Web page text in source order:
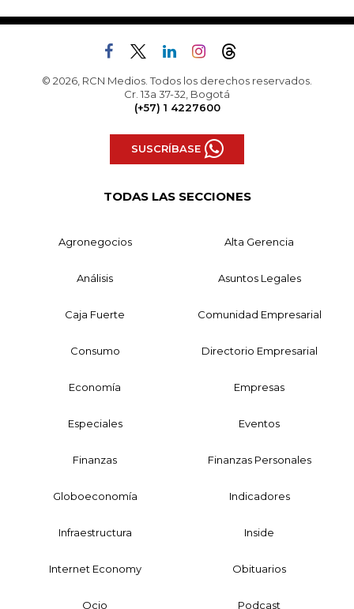
© 2026, RCN Medios. Todos los derechos reservados.
Cr. 13a 37-32, Bogotá
(+57) 1 4227600
SUSCRÍBASE
TODAS LAS SECCIONES
Agronegocios Alta Gerencia
Análisis Asuntos Legales
Caja Fuerte Comunidad Empresarial
Consumo Directorio Empresarial
Economía Empresas
Especiales Eventos
Finanzas Finanzas Personales
Globoeconomía Indicadores
Infraestructura Inside
Internet Economy Obituarios
Ocio Podcast